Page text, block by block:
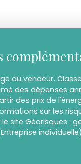
du vendeur.
des dépenses
des prix de
sur les
site Géorisques :
individuelle)